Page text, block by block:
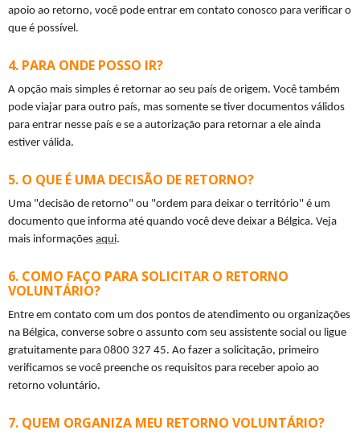
apoio ao retorno, você pode entrar em contato conosco para verificar o
que é possível.
PARA ONDE POSSO IR?
A opção mais simples é retornar ao seu país de origem. Você também
pode viajar para outro país, mas somente se tiver documentos válidos
para entrar nesse país e se a autorização para retornar a ele ainda
estiver válida.
O QUE É UMA DECISÃO DE RETORNO?
Uma "decisão de retorno" ou "ordem para deixar o território" é um
documento que informa até quando você deve deixar a Bélgica. Veja
mais informações aqui.
COMO FAÇO PARA SOLICITAR O RETORNO
VOLUNTÁRIO?
Entre em contato com um dos pontos de atendimento ou organizações
na Bélgica, converse sobre o assunto com seu assistente social ou ligue
gratuitamente para 0800 327 45. Ao fazer a solicitação, primeiro
verificamos se você preenche os requisitos para receber apoio ao
retorno voluntário.
QUEM ORGANIZA MEU RETORNO VOLUNTÁRIO?